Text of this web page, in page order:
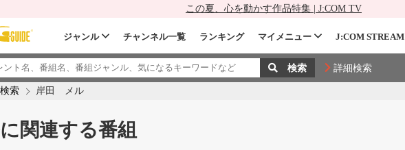
この夏、心を動かす作品特集 | J:COM TV
ジャンル チャンネル一覧 ランキング マイメニュー J:COM STREAM
詳細検索
索 岸田 メル
関連する番組